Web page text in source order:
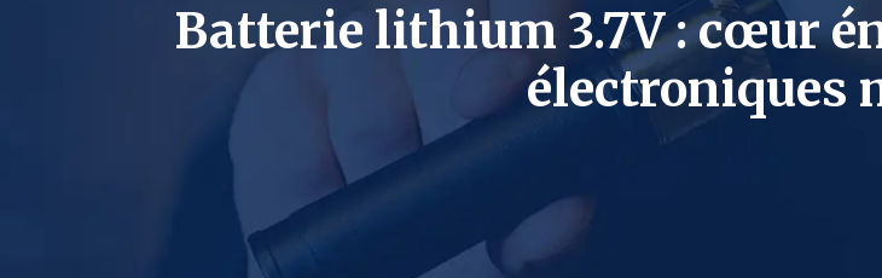
Batterie lithium 3.7V : cœur
électroniques